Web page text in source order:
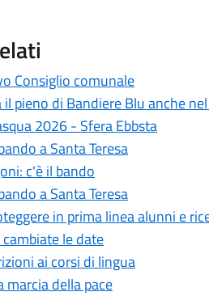
Consiglio comunale
il pieno di Bandiere Blu anche
2026 - Sfera Ebbsta
a Santa Teresa
c'è il bando
a Santa Teresa
in prima linea alunni e
le date
ai corsi di lingua
marcia della pace